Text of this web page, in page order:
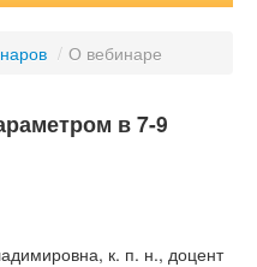
/ О вебинаре
в 7-9
к. п. н., доцент